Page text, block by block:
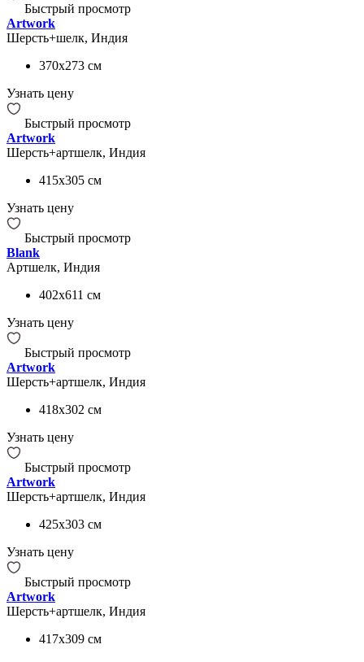
Быстрый просмотр
Artwork
Шерсть+шелк, Индия
370x273 см
Узнать цену
Быстрый просмотр
Artwork
Шерсть+артшелк, Индия
415x305 см
Узнать цену
Быстрый просмотр
Blank
Артшелк, Индия
402x611 см
Узнать цену
Быстрый просмотр
Artwork
Шерсть+артшелк, Индия
418x302 см
Узнать цену
Быстрый просмотр
Artwork
Шерсть+артшелк, Индия
425x303 см
Узнать цену
Быстрый просмотр
Artwork
Шерсть+артшелк, Индия
417x309 см